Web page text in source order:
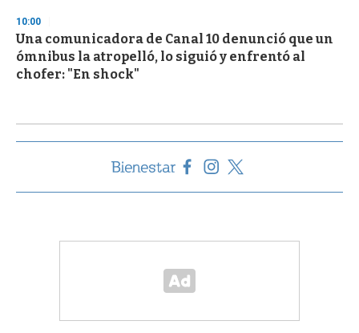
10:00
Una comunicadora de Canal 10 denunció que un
ómnibus la atropelló, lo siguió y enfrentó al
chofer: "En shock"